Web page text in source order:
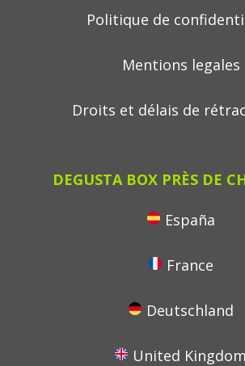
Politique de
Mentions legales
Droits et délais de
DEGUSTA BOX PRÈS DE
España
France
Deutschland
United Kingdom